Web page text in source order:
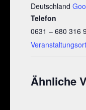
Deutschland
Telefon
0631 – 680 316
Ähnliche